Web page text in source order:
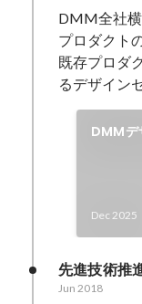
DMM全社
プロダクト
既存プロダ
るデザイン
DMMデ
Dec 2025
先進技術推
Jun 2018